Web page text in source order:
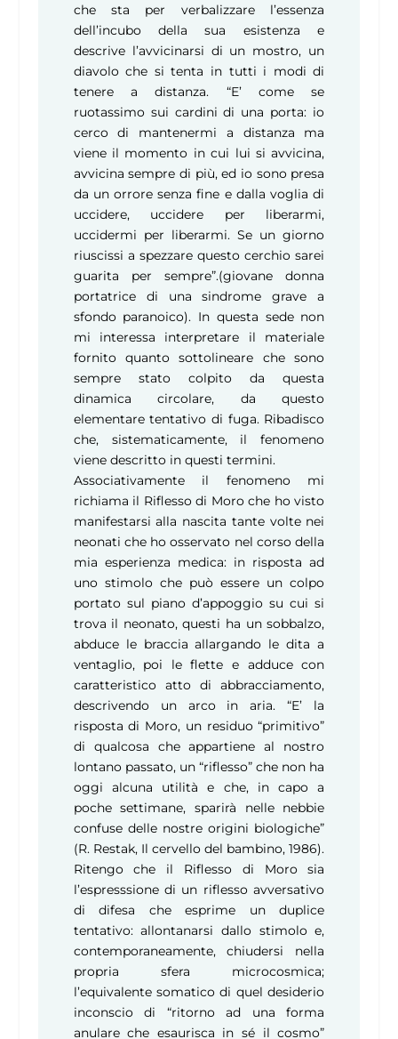
che sta per verbalizzare l’essenza
dell’incubo della sua esistenza e
descrive l’avvicinarsi di un mostro, un
diavolo che si tenta in tutti i modi di
tenere a distanza. “E’ come se
ruotassimo sui cardini di una porta: io
cerco di mantenermi a distanza ma
viene il momento in cui lui si avvicina,
avvicina sempre di più, ed io sono presa
da un orrore senza fine e dalla voglia di
uccidere, uccidere per liberarmi,
uccidermi per liberarmi. Se un giorno
riuscissi a spezzare questo cerchio sarei
guarita per sempre”.(giovane donna
portatrice di una sindrome grave a
sfondo paranoico). In questa sede non
mi interessa interpretare il materiale
fornito quanto sottolineare che sono
sempre stato colpito da questa
dinamica circolare, da questo
elementare tentativo di fuga. Ribadisco
che, sistematicamente, il fenomeno
viene descritto in questi termini.
Associativamente il fenomeno mi
richiama il Riflesso di Moro che ho visto
manifestarsi alla nascita tante volte nei
neonati che ho osservato nel corso della
mia esperienza medica: in risposta ad
uno stimolo che può essere un colpo
portato sul piano d’appoggio su cui si
trova il neonato, questi ha un sobbalzo,
abduce le braccia allargando le dita a
ventaglio, poi le flette e adduce con
caratteristico atto di abbracciamento,
descrivendo un arco in aria. “E’ la
risposta di Moro, un residuo “primitivo”
di qualcosa che appartiene al nostro
lontano passato, un “riflesso” che non ha
oggi alcuna utilità e che, in capo a
poche settimane, sparirà nelle nebbie
confuse delle nostre origini biologiche”
(R. Restak, Il cervello del bambino, 1986).
Ritengo che il Riflesso di Moro sia
l’espresssione di un riflesso avversativo
di difesa che esprime un duplice
tentativo: allontanarsi dallo stimolo e,
contemporaneamente, chiudersi nella
propria sfera microcosmica;
l’equivalente somatico di quel desiderio
inconscio di “ritorno ad una forma
anulare che esaurisca in sé il cosmo”